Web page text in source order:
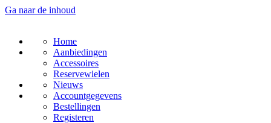
Ga naar de inhoud
Home
Aanbiedingen
Accessoires
Reservewielen
Nieuws
Accountgegevens
Bestellingen
Registeren